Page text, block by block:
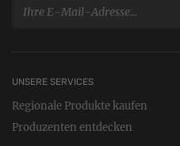
UNSERE SERVICES
Regionale Produkte kaufen
Produzenten entdecken